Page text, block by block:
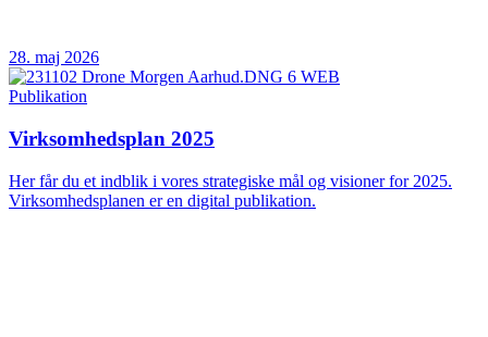
28. maj 2026
Publikation
Virksomhedsplan 2025
Her får du et indblik i vores strategiske mål og visioner for 2025.
Virksomhedsplanen er en digital publikation.